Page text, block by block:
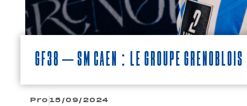
GF38 – SM Caen : le groupe grenoblois
Pro 15/09/2024